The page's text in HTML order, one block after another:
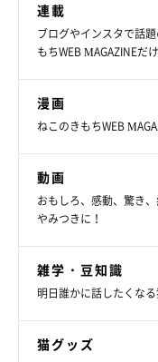
連載
ブログやインスタで話
もちWEB MAGAZINEだけ
漫画
ねこのきもちWEB
動画
おもしろ、感動、驚き
やみつきに！
雑学・豆知識
明日誰かに話したくな
猫グッズ